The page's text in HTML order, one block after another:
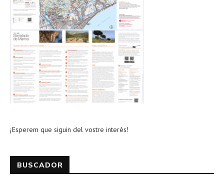
¡Esperem que siguin del vostre interès!
BUSCADOR